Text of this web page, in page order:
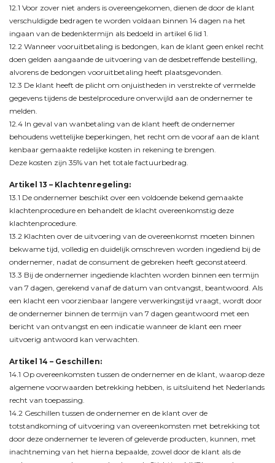
12.1 Voor zover niet anders is overeengekomen, dienen de door de klant
verschuldigde bedragen te worden voldaan binnen 14 dagen na het
ingaan van de bedenktermijn als bedoeld in artikel 6 lid 1.
12.2 Wanneer vooruitbetaling is bedongen, kan de klant geen enkel recht
doen gelden aangaande de uitvoering van de desbetreffende bestelling,
alvorens de bedongen vooruitbetaling heeft plaatsgevonden.
12.3 De klant heeft de plicht om onjuistheden in verstrekte of vermelde
gegevens tijdens de bestelprocedure onverwijld aan de ondernemer te
melden.
12.4 In geval van wanbetaling van de klant heeft de ondernemer
behoudens wettelijke beperkingen, het recht om de vooraf aan de klant
kenbaar gemaakte redelijke kosten in rekening te brengen.
Deze kosten zijn 35% van het totale factuurbedrag.
Artikel 13 – Klachtenregeling:
13.1 De ondernemer beschikt over een voldoende bekend gemaakte
klachtenprocedure en behandelt de klacht overeenkomstig deze
klachtenprocedure.
13.2 Klachten over de uitvoering van de overeenkomst moeten binnen
bekwame tijd, volledig en duidelijk omschreven worden ingediend bij de
ondernemer, nadat de consument de gebreken heeft geconstateerd.
13.3 Bij de ondernemer ingediende klachten worden binnen een termijn
van 7 dagen, gerekend vanaf de datum van ontvangst, beantwoord. Als
een klacht een voorzienbaar langere verwerkingstijd vraagt, wordt door
de ondernemer binnen de termijn van 7 dagen geantwoord met een
bericht van ontvangst en een indicatie wanneer de klant een meer
uitvoerig antwoord kan verwachten.
Artikel 14 – Geschillen:
14.1 Op overeenkomsten tussen de ondernemer en de klant, waarop deze
algemene voorwaarden betrekking hebben, is uitsluitend het Nederlands
recht van toepassing.
14.2 Geschillen tussen de ondernemer en de klant over de
totstandkoming of uitvoering van overeenkomsten met betrekking tot
door deze ondernemer te leveren of geleverde producten, kunnen, met
inachtneming van het hierna bepaalde, zowel door de klant als de